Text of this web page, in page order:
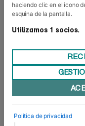
Rojillos por
Los alumnos
mano del
haciendo clic en el icono
esquina de la pantalla.
Utilizamos 1 socios.
Política de privacidad